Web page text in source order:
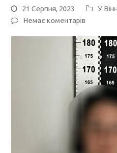
21 Серпня, 2023
У
Немає коментарів